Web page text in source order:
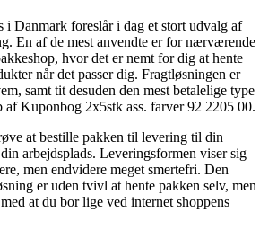
i Danmark foreslår i dag et stort udvalg af
En af de mest anvendte er for nærværende
hvor det er nemt for dig at hente
når det passer dig. Fragtløsningen er
samt tit desuden den mest betalelige type
af Kuponbog 2x5stk ass. farver 92 2205 00.
at bestille pakken til levering til din
arbejdsplads. Leveringsformen viser sig
men endvidere meget smertefri. Den
er uden tvivl at hente pakken selv, men
at du bor lige ved internet shoppens